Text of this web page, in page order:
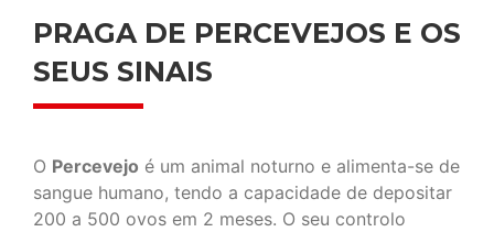
PRAGA DE PERCEVEJOS E OS
SEUS SINAIS
O Percevejo é um animal noturno e alimenta-se de
sangue humano, tendo a capacidade de depositar
200 a 500 ovos em 2 meses. O seu controlo